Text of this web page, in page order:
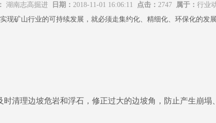
湖南志高掘进 日期： 2018-11-01 16:06:11 点击： 2747 属于： 行业
矿山行业的可持续发展，就必须走集约化、精细化、环保化的发
理边坡危岩和浮石，修正过大的边坡角，防止产生崩塌